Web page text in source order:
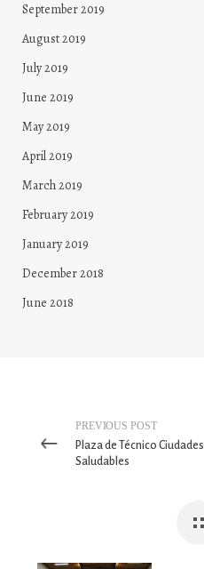
September 2019
August 2019
July 2019
June 2019
May 2019
April 2019
March 2019
February 2019
January 2019
December 2018
June 2018
PREVIOUS POST
Plaza de Técnico Ciudades
Saludables